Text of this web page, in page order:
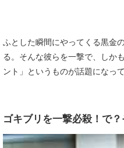
ふとした瞬間にやってくる黒金
る。そんな彼らを一撃で、しか
ント」というものが話題になって
ゴキブリを一撃必殺！で？